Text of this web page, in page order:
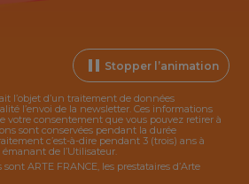
Stopper l’animation
l’objet d’un traitement de données
l’envoi de la newsletter. Ces informations
votre consentement que vous pouvez retirer à
sont conservées pendant la durée
c’est-à-dire pendant 3 (trois) ans à
de l’Utilisateur.
ARTE FRANCE, les prestataires d’Arte